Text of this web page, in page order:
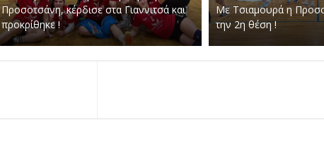
Προσοτσάνη, κέρδισε στα Γιαννιτσά και
προκρίθηκε !
Με Τσιαμουρά η
την 2η θέση !